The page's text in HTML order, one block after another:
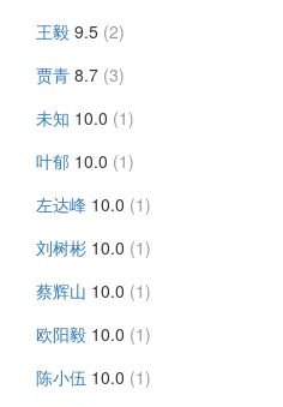
王毅 9.5 (2)
贾青 8.7 (3)
未知 10.0 (1)
叶郁 10.0 (1)
左达峰 10.0 (1)
刘树彬 10.0 (1)
蔡辉山 10.0 (1)
欧阳毅 10.0 (1)
陈小伍 10.0 (1)